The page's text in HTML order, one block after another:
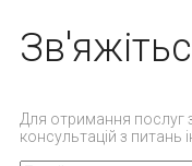
Для отримання послуг з
консультацій з питань